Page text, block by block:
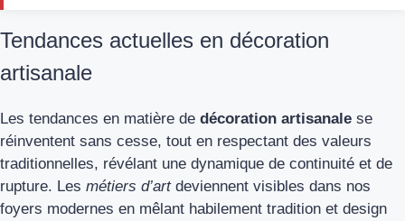
Tendances actuelles en décoration
artisanale
Les tendances en matière de décoration artisanale se
réinventent sans cesse, tout en respectant des valeurs
traditionnelles, révélant une dynamique de continuité et de
rupture. Les métiers d’artdeviennent visibles dans nos
foyers modernes en mêlant habilement tradition et design